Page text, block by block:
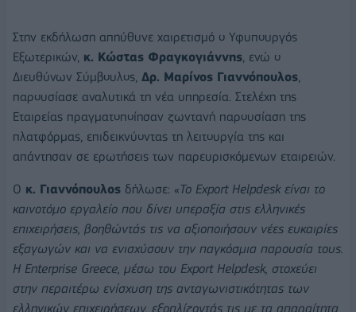
Στην εκδήλωση απηύθυνε χαιρετισμό ο Υφυπουργός
Εξωτερικών, κ. Κώστας Φραγκογιάννης , ενώ ο
Διευθύνων Σύμβουλος, Δρ. Μαρίνος Γιαννόπουλος
παρουσίασε αναλυτικά τη νέα υπηρεσία. Στελέχη της
Εταιρείας πραγματοποίησαν ζωντανή παρουσίαση της
πλατφόρμας, επιδεικνύοντας τη λειτουργία της και
απάντησαν σε ερωτήσεις των παρευρισκόμενων εταιρειών.
Ο κ. Γιαννόπουλος δήλωσε: «Το Export Helpdeskείναι το
καινοτόμο εργαλείο που δίνει υπεραξία στις ελληνικές
επιχειρήσεις, βοηθώντάς τις να αξιοποιήσουν νέες ευκαιρίες
εξαγωγών και να ενισχύσουν την παγκόσμια παρουσία τους.
Η Enterprise Greece, μέσω του Export Helpdesk, στοχεύει
στην περαιτέρω ενίσχυση της ανταγωνιστικότητας των
ελληνικών επιχειρήσεων, εξοπλίζοντάς τις με τα απαραίτητα